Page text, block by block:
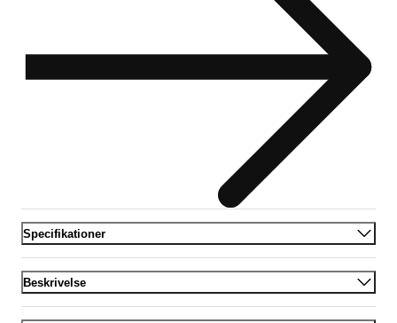
Specifikationer
Beskrivelse